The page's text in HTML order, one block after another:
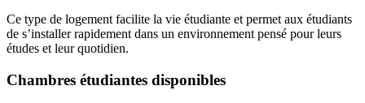
Ce type de logement facilite la vie étudiante et permet aux étudiants
de s’installer rapidement dans un environnement pensé pour leurs
études et leur quotidien.
Chambres étudiantes disponibles